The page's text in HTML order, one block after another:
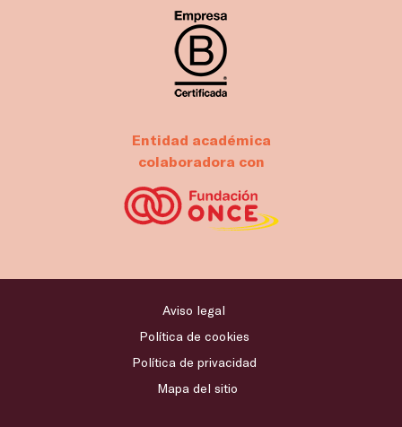
Entidad académica
colaboradora con
Aviso legal
Política de cookies
Política de privacidad
Mapa del sitio